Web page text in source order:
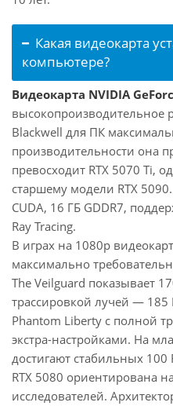
Какая видеокарта
компьютере?
Видеокарта NVIDIA
высокопроизводительное
Blackwell для ПК
производительности она
превосходит RTX 5070 Ti,
старшему модели RTX
CUDA, 16 ГБ GDDR7,
Ray Tracing.
В играх на 1080p
максимально
The Veilguard показывает
трассировкой лучей — 185
Phantom Liberty с полной
экстра-настройками. На
достигают стабильных 100
RTX 5080 ориентирована
исследователей.